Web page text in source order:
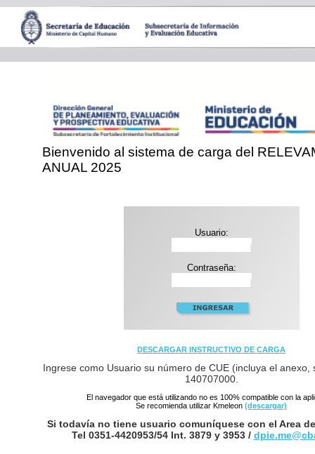
Bienvenido al sistema de carga del
ANUAL 2025
Usuario:
Contraseña:
DESCARGAR INSTRUCTIVO DE CARGA
Ingrese como Usuario su número de CUE (incluya el anexo,
140707000.
El navegador que está utilizando no es 100% compatible con la
Se recomienda utilizar Kmeleon (descargar)
Si todavía no tiene usuario comuníquese con el Area
Tel 0351-4420953/54 Int. 3879 y 3953 /